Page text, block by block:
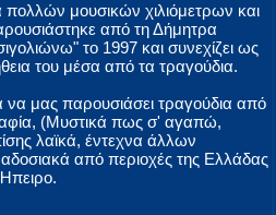
πολλών μουσικών χιλιόμετρων και
από τη Δήμητρα
το 1997 και συνεχίζει ως
του μέσα από τα τραγούδια.
να μας παρουσιάσει τραγούδια από
(Μυστικά πως σ' αγαπώ,
λαϊκά, έντεχνα άλλων
από περιοχές της Ελλάδας